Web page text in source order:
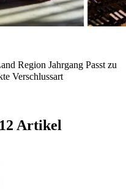
Region Jahrgang Passt zu
Verschlussart
Artikel